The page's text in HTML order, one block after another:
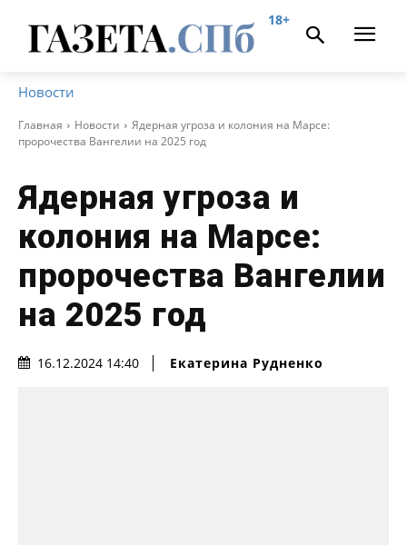
18+
Новости
Главная Новости
Ядерная угроза и колония на Марсе:
пророчества Вангелии на 2025 год
Ядерная угроза и
колония на Марсе:
пророчества Вангелии
на 2025 год
16.12.2024 14:40 Екатерина Рудненко